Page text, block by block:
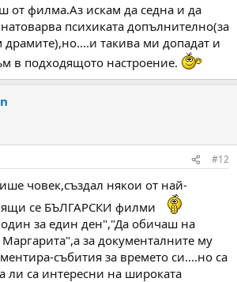
от филма.Аз искам да седна и да
психиката допълнително(за
драмите),но....и такива ми допадат и
в подходящото настроение.
#12
човек,създал някои от най-
се БЪЛГАРСКИ филми
за един ден","Да обичаш на
за документалните му
събития за времето си....но са
ли са интересни на широката